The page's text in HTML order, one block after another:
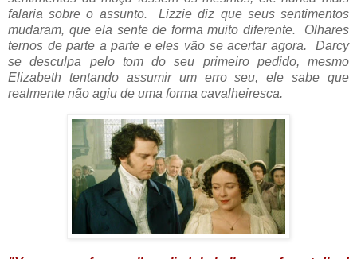
falaria sobre o assunto. Lizzie diz que seus sentimentos
mudaram, que ela sente de forma muito diferente. Olhares
ternos de parte a parte e eles vão se acertar agora. Darcy
se desculpa pelo tom do seu primeiro pedido, mesmo
Elizabeth tentando assumir um erro seu, ele sabe que
realmente não agiu de uma forma cavalheiresca.